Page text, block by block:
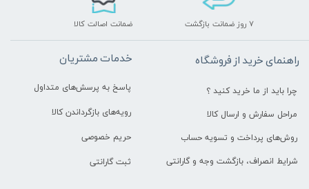
۷ روز ضمانت بازگشت ضمانت اصالت کالا
راهنمای خرید از فروشگاه
چرا باید از ما خرید کنید ؟
مراحل سفارش و ارسال کالا
روش‌های پرداخت و تسویه حساب
شرایط انصراف، بازگشت وجه و گارانتی
خدمات مشتریان
پاسخ به پرسش‌های متداول
رویه‌های بازگرداندن کالا
حریم خصوصی
ثبت گارانتی